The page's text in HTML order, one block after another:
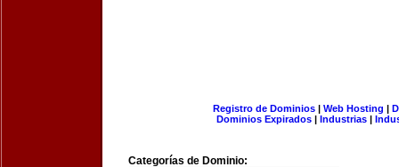
Registro de Dominios| Web Hosting |
Dominios Expirados | Industrias |
Categorías de Dominio: